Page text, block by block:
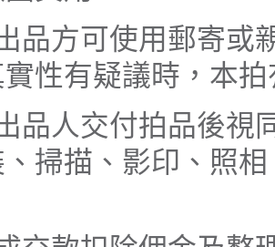
品方可使用郵寄或
性有疑議時，本
品人交付拍品後視
掃描、影印、照